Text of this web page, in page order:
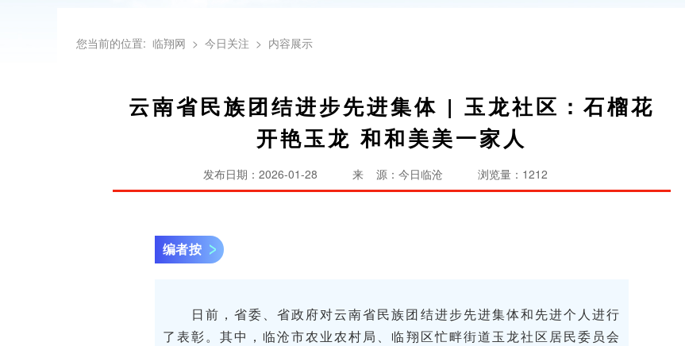
您当前的位置: 临翔网 > 今日关注 > 内容展示
云南省民族团结进步先进集体 | 玉龙社区：石榴花
开艳玉龙 和和美美一家人
发布日期：2026-01-28 来 源：今日临沧 浏览量：1212
编者按
日前，省委、省政府对云南省民族团结进步先进集体和先进个人进行
了表彰。其中，临沧市农业农村局、临翔区忙畔街道玉龙社区居民委员会